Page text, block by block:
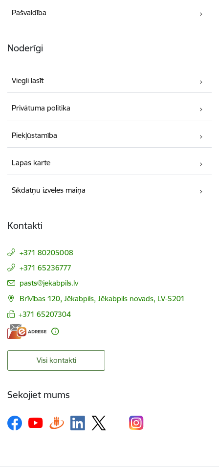
Pašvaldība
Noderīgi
Viegli lasīt
Privātuma politika
Piekļūstamība
Lapas karte
Sīkdatņu izvēles maiņa
Kontakti
+371 80205008
+371 65236777
E-pasts:
pasts@jekabpils.lv
Brīvības 120, Jēkabpils, Jēkabpils novads, LV-5201
+371 65207304
Visi kontakti
Sekojiet mums